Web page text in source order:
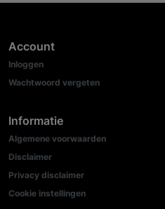
Account
Inloggen
Wachtwoord vergeten
Informatie
Algemene voorwaarden
Disclaimer
Privacy disclaimer
Cookie instellingen